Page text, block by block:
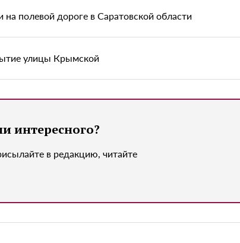
полевой дороге в Саратовской области
улицы Крымской
интересного?
в редакцию, читайте